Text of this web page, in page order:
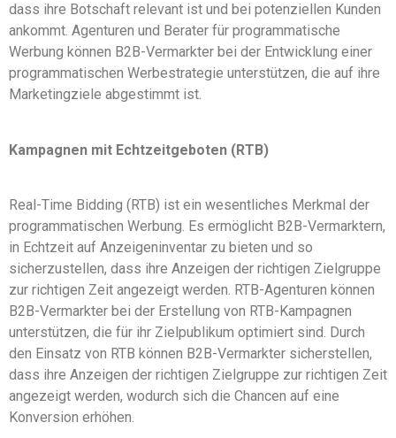
dass ihre Botschaft relevant ist und bei potenziellen Kunden
ankommt. Agenturen und Berater für programmatische
Werbung können B2B-Vermarkter bei der Entwicklung einer
programmatischen Werbestrategie unterstützen, die auf ihre
Marketingziele abgestimmt ist.
Kampagnen mit Echtzeitgeboten (RTB)
Real-Time Bidding (RTB) ist ein wesentliches Merkmal der
programmatischen Werbung. Es ermöglicht B2B-Vermarktern,
in Echtzeit auf Anzeigeninventar zu bieten und so
sicherzustellen, dass ihre Anzeigen der richtigen Zielgruppe
zur richtigen Zeit angezeigt werden. RTB-Agenturen können
B2B-Vermarkter bei der Erstellung von RTB-Kampagnen
unterstützen, die für ihr Zielpublikum optimiert sind. Durch
den Einsatz von RTB können B2B-Vermarkter sicherstellen,
dass ihre Anzeigen der richtigen Zielgruppe zur richtigen Zeit
angezeigt werden, wodurch sich die Chancen auf eine
Konversion erhöhen.